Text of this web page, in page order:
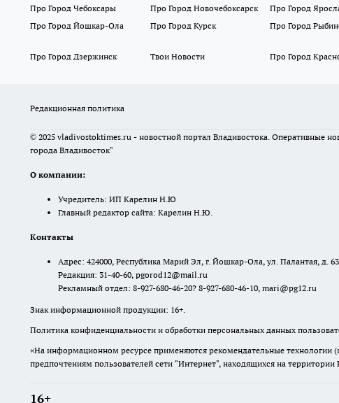
Про Город Чебоксары Про Город Новочебоксарск Про Город
Про Город Йошкар-Ола
Про Город Курск Про Город
Про Город Дзержинск
Твои Новости Про Город
Редакционная политика
© 2025 vladivostoktimes.ru - новостной портал Владивостока. Оперативные
города Владивосток"
О компании:
Учредитель: ИП Карелин Н.Ю
Главный редактор сайта: Карелин Н.Ю.
Контакты
Адрес: 424000, Республика Марий Эл, г. Йошкар-Ола, ул. Палантая, д.
Редакция: 31-40-60, pgorod12@mail.ru
Рекламный отдел: 8-927-680-46-20? 8-927-680-46-10, mari@pg12.ru
Знак информационной продукции: 16+.
Политика конфиденциальности и обработки персональных данных
«На информационном ресурсе применяются рекомендательные технологии
предпочтениям пользователей сети "Интернет", находящихся на
16+